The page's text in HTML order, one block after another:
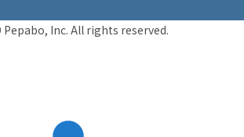
Pepabo, Inc. All rights reserved.